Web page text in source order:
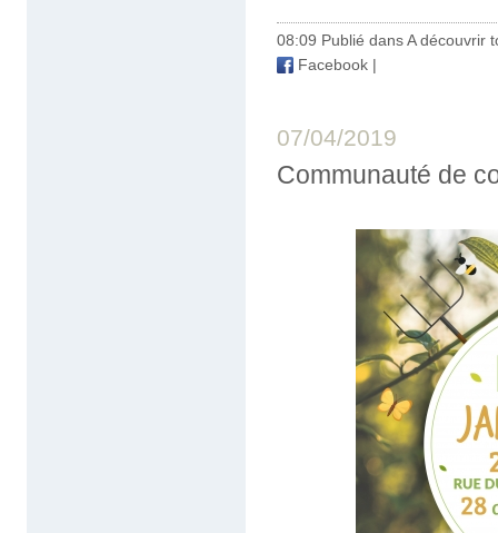
08:09 Publié dansA découvrir
Facebook |
07/04/2019
Communauté de